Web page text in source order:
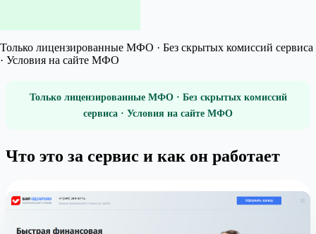
Только лицензированные МФО · Без скрытых комиссий сервиса
· Условия на сайте МФО
Только лицензированные МФО · Без скрытых комиссий
сервиса · Условия на сайте МФО
Что это за сервис и как он работает